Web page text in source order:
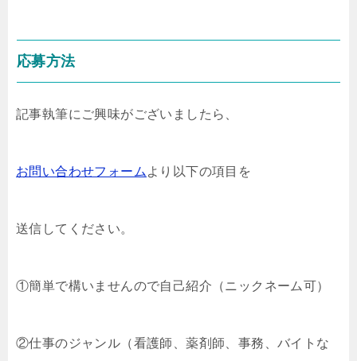
応募方法
記事執筆にご興味がございましたら、
お問い合わせフォーム より以下の項目を
送信してください。
①簡単で構いませんので自己紹介（ニックネーム可）
②仕事のジャンル（看護師、薬剤師、事務、バイトな